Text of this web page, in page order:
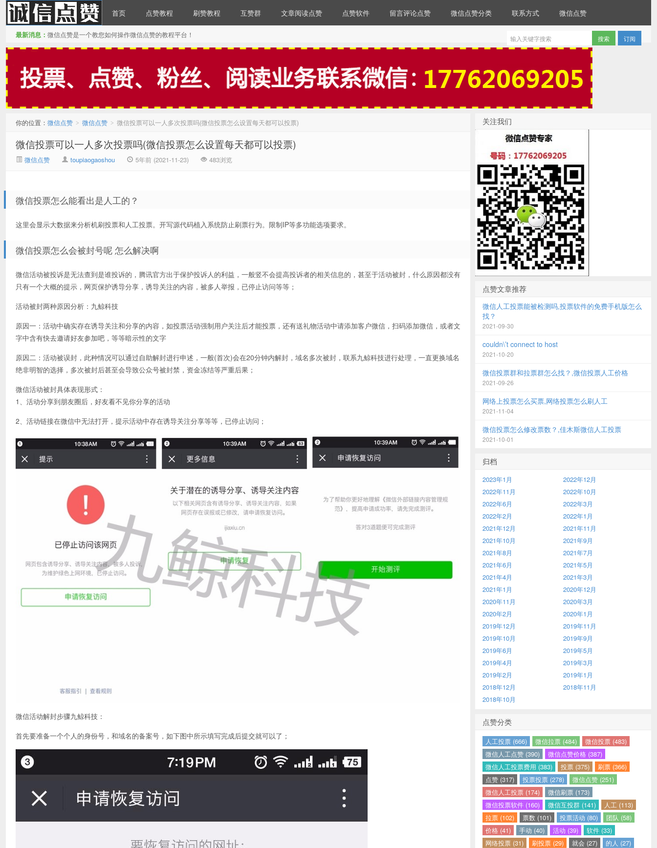
微信点赞
首页 点赞教程 刷赞教程 互赞群 文章阅读点赞 点赞软件 留言评论点赞 微信点赞分类 联系方式 微信点赞
订阅
最新消息： 微信点赞是一个教您如何操作微信点赞的教程平台！
你的位置： 微信点赞 > 微信点赞 > 微信投票可以一人多次投票吗(微信投票怎么设置每天都可以投票)
微信投票可以一人多次投票吗(微信投票怎么设置每天都可以投票)
微信点赞 toupiaogaoshou 5年前 (2021-11-23) 483浏览
微信投票怎么能看出是人工的？
这里会显示大数据来分析机刷投票和人工投票。开写源代码植入系统防止刷票行为。限制IP等多功能选项要求。
微信投票怎么会被封号呢 怎么解决啊
微信活动被投诉是无法查到是谁投诉的，腾讯官方出于保护投诉人的利益，一般竖不会提高投诉者的相关信息的，甚至于活动被封，什么原因都没有
只有一个大概的提示，网页保护诱导分享，诱导关注的内容，被多人举报，已停止访问等等；
活动被封两种原因分析：九鲸科技
原因一：活动中确实存在诱导关注和分享的内容，如投票活动强制用户关注后才能投票，还有送礼物活动中请添加客户微信，扫码添加微信，或者文
字中含有快去邀请好友参加吧，等等暗示性的文字
原因二：活动被误封，此种情况可以通过自助解封进行申述，一般(首次)会在20分钟内解封，域名多次被封，联系九鲸科技进行处理，一直更换域名
绝非明智的选择，多次被封后甚至会导致公众号被封禁，资金冻结等严重后果；
微信活动被封具体表现形式：
1、活动分享到朋友圈后，好友看不见你分享的活动
2、活动链接在微信中无法打开，提示活动中存在诱导关注分享等等，已停止访问；
微信活动解封步骤九鲸科技：
首先要准备一个个人的身份号，和域名的备案号，如下图中所示填写完成后提交就可以了；
关注我们
点赞文章推荐
微信人工投票能被检测吗,投票软件的免费手机版怎么
找？
2021-09-30
couldn\’t connect to host
2021-10-20
微信投票群和拉票群怎么找？,微信投票人工价格
2021-09-26
网络上投票怎么买票,网络投票怎么刷人工
2021-11-04
微信投票怎么修改票数？,佳木斯微信人工投票
2021-10-01
归档
2023年1月
2022年12月
2022年11月
2022年10月
2022年6月
2022年3月
2022年2月
2022年1月
2021年12月
2021年11月
2021年10月
2021年9月
2021年8月
2021年7月
2021年6月
2021年5月
2021年4月
2021年3月
2021年1月
2020年12月
2020年11月
2020年3月
2020年2月
2020年1月
2019年12月
2019年11月
2019年10月
2019年9月
2019年6月
2019年5月
2019年4月
2019年3月
2019年2月
2019年1月
2018年12月
2018年11月
2018年10月
点赞分类
人工投票 (666) 微信拉票 (484)
微信投票 (483)
微信人工点赞 (390)
微信点赞价格 (387)
微信人工投票费用 (383)
投票 (375)
刷票 (366)
点赞 (317)
投票投票 (278)
微信点赞 (251)
微信人工投票 (174)
微信刷票 (173)
微信投票软件 (160)
微信互投群 (141)
人工 (113)
拉票 (102)
票数 (101) 投票活动 (80)
团队 (58)
价格 (41)
手动 (40) 活动 (39)
软件 (33)
网络投票 (31)
刷投票 (29) 就会 (27)
的人 (27)